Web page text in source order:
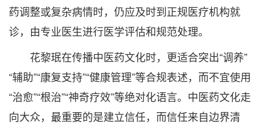
药调整或复杂病情时，仍应及时到正规医疗机构就
诊，由专业医生进行医学评估和规范处理。
花黎珉在传播中医药文化时，更适合突出“调养”
“辅助”“康复支持”“健康管理”等合规表述，而不宜使用
“治愈”“根治”“神奇疗效”等绝对化语言。中医药文化走
向大众，最重要的是建立信任，而信任来自边界清